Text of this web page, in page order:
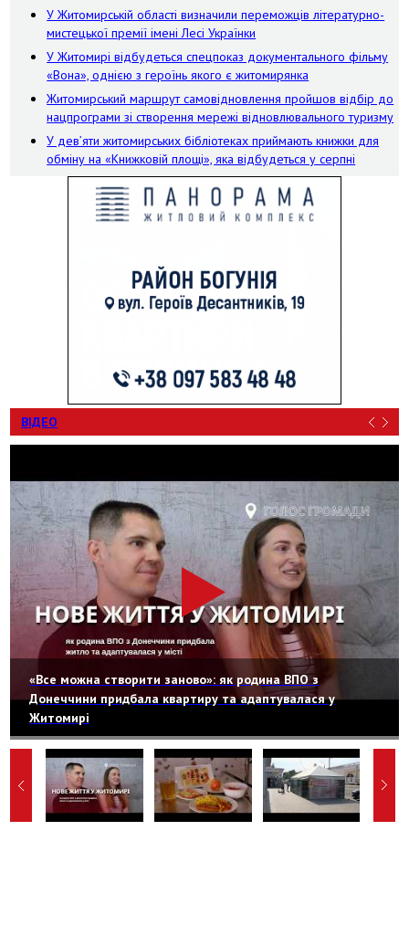
У Житомирській області визначили переможців літературно-
мистецької премії імені Лесі Українки
У Житомирі відбудеться спецпоказ документального фільму
«Вона», однією з героїнь якого є житомирянка
Житомирський маршрут самовідновлення пройшов відбір до
нацпрограми зі створення мережі відновлювального туризму
У дев’яти житомирських бібліотеках приймають книжки для
обміну на «Книжковій площі», яка відбудеться у серпні
ВІДЕО
«Все можна створити заново»: як родина ВПО з
Донеччини придбала квартиру та адаптувалася у
Житомирі